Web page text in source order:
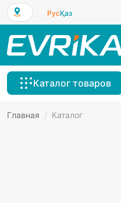
РусҚаз
Каталог товаров
Главная / Каталог